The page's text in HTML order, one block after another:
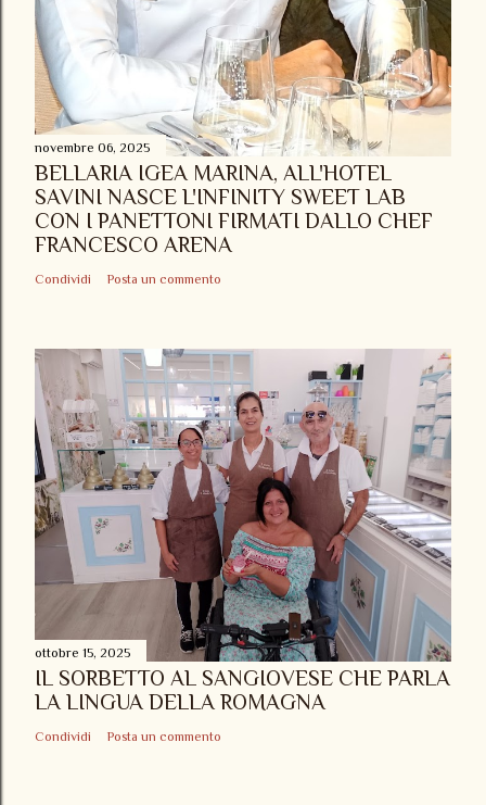
novembre 06, 2025
BELLARIA IGEA MARINA, ALL'HOTEL
SAVINI NASCE L'INFINITY SWEET LAB
CON I PANETTONI FIRMATI DALLO CHEF
FRANCESCO ARENA
Condividi Posta un commento
ottobre 15, 2025
IL SORBETTO AL SANGIOVESE CHE PARLA
LA LINGUA DELLA ROMAGNA
Condividi Posta un commento